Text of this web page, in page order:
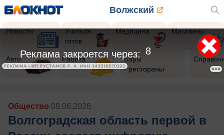
Волжский
Новости
Учиться
готов
Медицина Магазины
Авто Работа
Бары
- рестораны
Общество 09.06.2026
Волгоградская область первой в
5
Реклама закроется через:
РЕКЛАМА • ИП РУСТАМОВ Р. А. ИНН 343516870293